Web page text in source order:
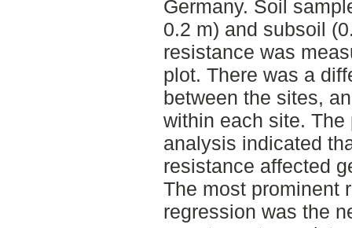
Germany. Soil
0.2 m) and subsoil
resistance was
plot. There was a
between the sites,
within each site.
analysis indicated
resistance affected
The most prominent
regression was the